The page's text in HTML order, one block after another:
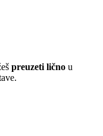
preuzeti lično u